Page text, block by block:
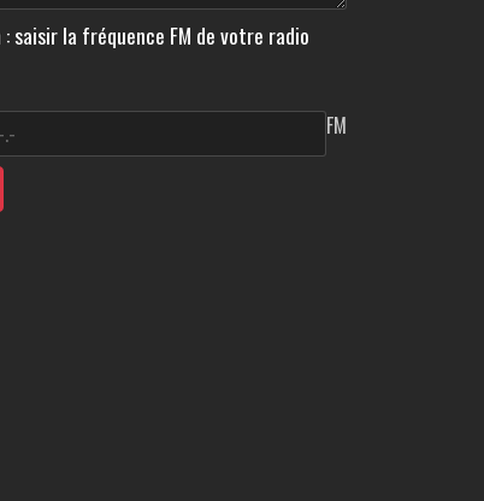
saisir la fréquence FM de votre radio
FM